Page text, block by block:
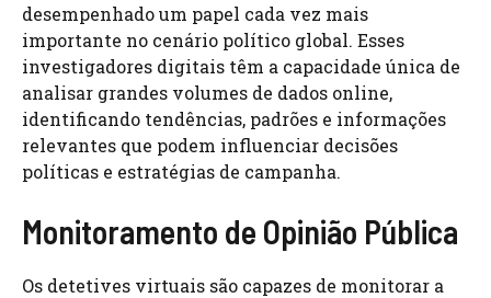
desempenhado um papel cada vez mais
importante no cenário político global. Esses
investigadores digitais têm a capacidade única de
analisar grandes volumes de dados online,
identificando tendências, padrões e informações
relevantes que podem influenciar decisões
políticas e estratégias de campanha.
Monitoramento de Opinião Pública
Os detetives virtuais são capazes de monitorar a